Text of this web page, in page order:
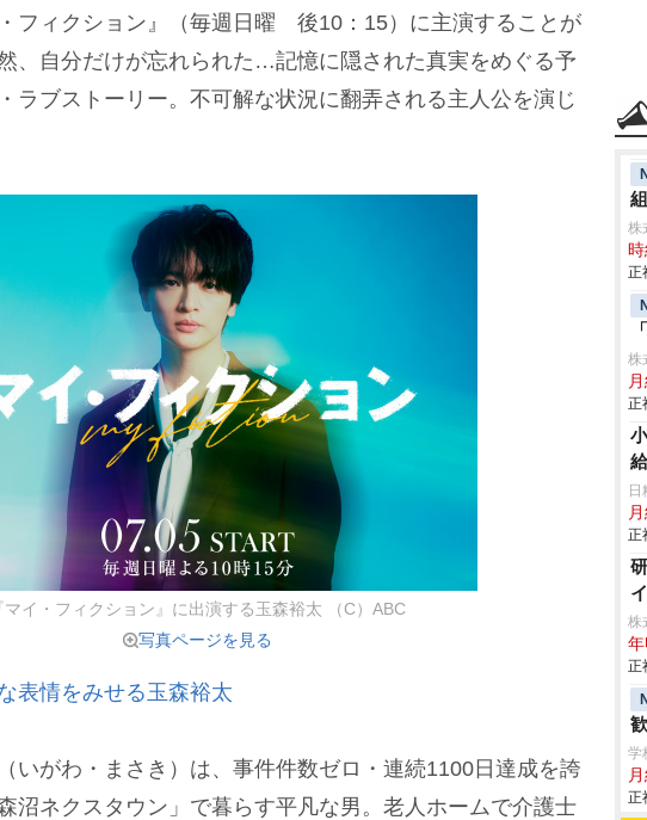
フィクション』（毎週日曜 後10：15）に主演することが
、自分だけが忘れられた…記憶に隠された真実をめぐる予
ラブストーリー。不可解な状況に翻弄される主人公を演じ
マイ・フィクション』に出演する玉森裕太 （C）ABC
写真ページを見る
表情をみせる玉森裕太
いがわ・まさき）は、事件件数ゼロ・連続1100日達成を誇
沼ネクスタウン」で暮らす平凡な男。老人ホームで介護士
株
正
株
正
正
株
正
学
正